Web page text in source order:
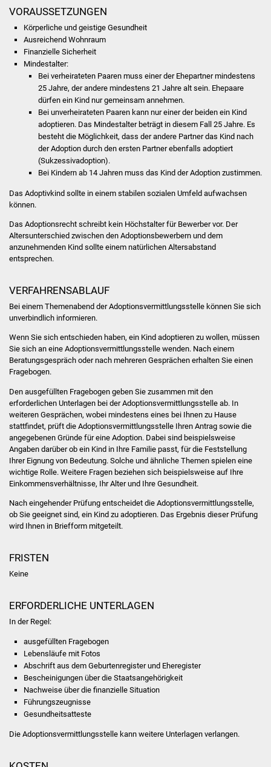
Schulentwicklung Bizet
Sanierung Hallenbad
Sanierung Bizethalle
Presse
Bürger & Service
Was erledige ich wo
Lebenslagen
Formulare
Bürgerinfos
Bildung
Schulen
Kindergärten
Kolping-Musikschule
Volkshochschule
Kinder- und
Familienzentrum
VORAUSSETZUNGEN
Körperliche und geistige Gesundheit
Ausreichend Wohnraum
Finanzielle Sicherheit
Mindestalter:
Bei verheirateten Paaren muss einer der Ehepartner mindestens
25 Jahre, der andere mindestens 21 Jahre alt sein. Ehepaare
dürfen ein Kind nur gemeinsam annehmen.
Bei unverheirateten Paaren kann nur einer der beiden ein Kind
adoptieren. Das Mindestalter beträgt in diesem Fall 25 Jahre. Es
besteht die Möglichkeit, dass der andere Partner das Kind nach
der Adoption durch den ersten Partner ebenfalls adoptiert
(Sukzessivadoption).
Bei Kindern ab 14 Jahren muss das Kind der Adoption zustimmen.
Das Adoptivkind sollte in einem stabilen sozialen Umfeld aufwachsen
können.
Das Adoptionsrecht schreibt kein Höchstalter für Bewerber vor. Der
Altersunterschied zwischen den Adoptionsbewerbern und dem
anzunehmenden Kind sollte einem natürlichen Altersabstand
entsprechen.
VERFAHRENSABLAUF
Bei einem Themenabend der Adoptionsvermittlungsstelle können Sie sich
unverbindlich informieren.
Wenn Sie sich entschieden haben, ein Kind adoptieren zu wollen, müssen
Sie sich an eine Adoptionsvermittlungsstelle wenden. Nach einem
Beratungsgespräch oder nach mehreren Gesprächen erhalten Sie einen
Fragebogen.
Den ausgefüllten Fragebogen geben Sie zusammen mit den
erforderlichen Unterlagen bei der Adoptionsvermittlungsstelle ab. In
weiteren Gesprächen, wobei mindestens eines bei Ihnen zu Hause
stattfindet, prüft die Adoptionsvermittlungsstelle Ihren Antrag sowie die
angegebenen Gründe für eine Adoption. Dabei sind beispielsweise
Angaben darüber ob ein Kind in Ihre Familie passt, für die Feststellung
Ihrer Eignung von Bedeutung. Solche und ähnliche Themen spielen eine
wichtige Rolle. Weitere Fragen beziehen sich beispielsweise auf Ihre
Einkommensverhältnisse, Ihr Alter und Ihre Gesundheit.
Nach eingehender Prüfung entscheidet die Adoptionsvermittlungsstelle,
ob Sie geeignet sind, ein Kind zu adoptieren. Das Ergebnis dieser Prüfung
wird Ihnen in Briefform mitgeteilt.
FRISTEN
Keine
ERFORDERLICHE UNTERLAGEN
In der Regel:
ausgefüllten Fragebogen
Lebensläufe mit Fotos
Abschrift aus dem Geburtenregister und Eheregister
Bescheinigungen über die Staatsangehörigkeit
Nachweise über die finanzielle Situation
Führungszeugnisse
Gesundheitsatteste
Die Adoptionsvermittlungsstelle kann weitere Unterlagen verlangen.